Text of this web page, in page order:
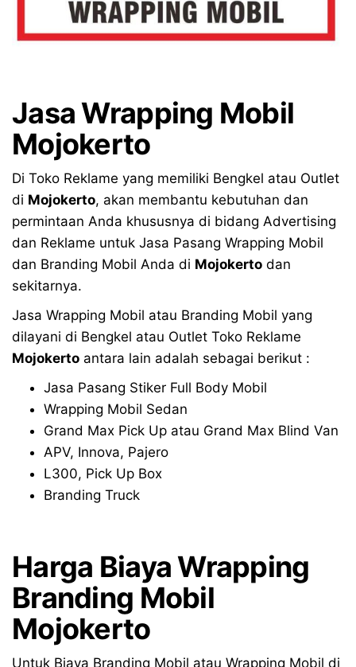
Jasa Wrapping Mobil
Mojokerto
Di Toko Reklame yang memiliki Bengkel atau Outlet
di Mojokerto, akan membantu kebutuhan dan
permintaan Anda khususnya di bidang Advertising
dan Reklame untuk Jasa Pasang Wrapping Mobil
dan Branding Mobil Anda di Mojokerto dan
sekitarnya.
Jasa Wrapping Mobil atau Branding Mobil yang
dilayani di Bengkel atau Outlet Toko Reklame
Mojokerto antara lain adalah sebagai berikut :
Jasa Pasang Stiker Full Body Mobil
Wrapping Mobil Sedan
Grand Max Pick Up atau Grand Max Blind Van
APV, Innova, Pajero
L300, Pick Up Box
Branding Truck
Harga Biaya Wrapping
Branding Mobil
Mojokerto
Untuk Biaya Branding Mobil atau Wrapping Mobil di